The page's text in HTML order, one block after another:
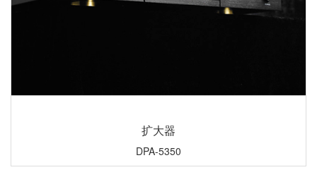
扩大器
DPA-5350